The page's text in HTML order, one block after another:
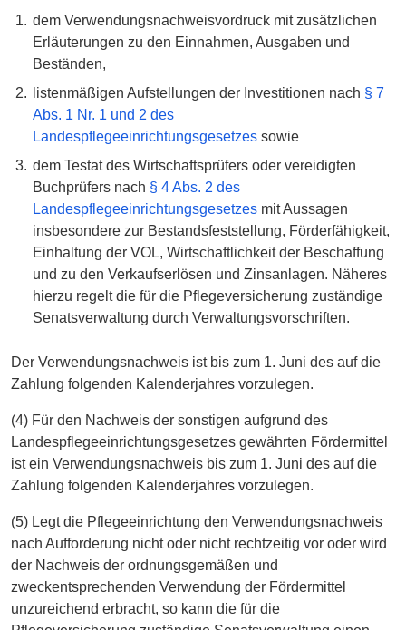
dem Verwendungsnachweisvordruck mit zusätzlichen
Erläuterungen zu den Einnahmen, Ausgaben und
Beständen,
listenmäßigen Aufstellungen der Investitionen nach § 7
Abs. 1 Nr. 1 und 2 des
Landespflegeeinrichtungsgesetzessowie
dem Testat des Wirtschaftsprüfers oder vereidigten
Buchprüfers nach § 4 Abs. 2 des
Landespflegeeinrichtungsgesetzesmit Aussagen
insbesondere zur Bestandsfeststellung, Förderfähigkeit,
Einhaltung der VOL, Wirtschaftlichkeit der Beschaffung
und zu den Verkaufserlösen und Zinsanlagen. Näheres
hierzu regelt die für die Pflegeversicherung zuständige
Senatsverwaltung durch Verwaltungsvorschriften.
Der Verwendungsnachweis ist bis zum 1. Juni des auf die
Zahlung folgenden Kalenderjahres vorzulegen.
(4) Für den Nachweis der sonstigen aufgrund des
Landespflegeeinrichtungsgesetzes gewährten Fördermittel
ist ein Verwendungsnachweis bis zum 1. Juni des auf die
Zahlung folgenden Kalenderjahres vorzulegen.
(5) Legt die Pflegeeinrichtung den Verwendungsnachweis
nach Aufforderung nicht oder nicht rechtzeitig vor oder wird
der Nachweis der ordnungsgemäßen und
zweckentsprechenden Verwendung der Fördermittel
unzureichend erbracht, so kann die für die